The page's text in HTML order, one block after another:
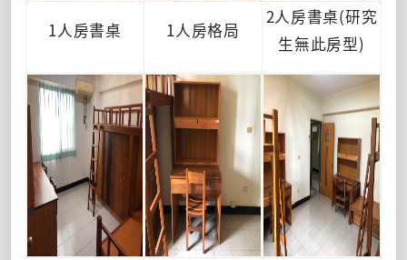
1人房書桌 1人房格局
2人房書桌(研究
生無此房型)